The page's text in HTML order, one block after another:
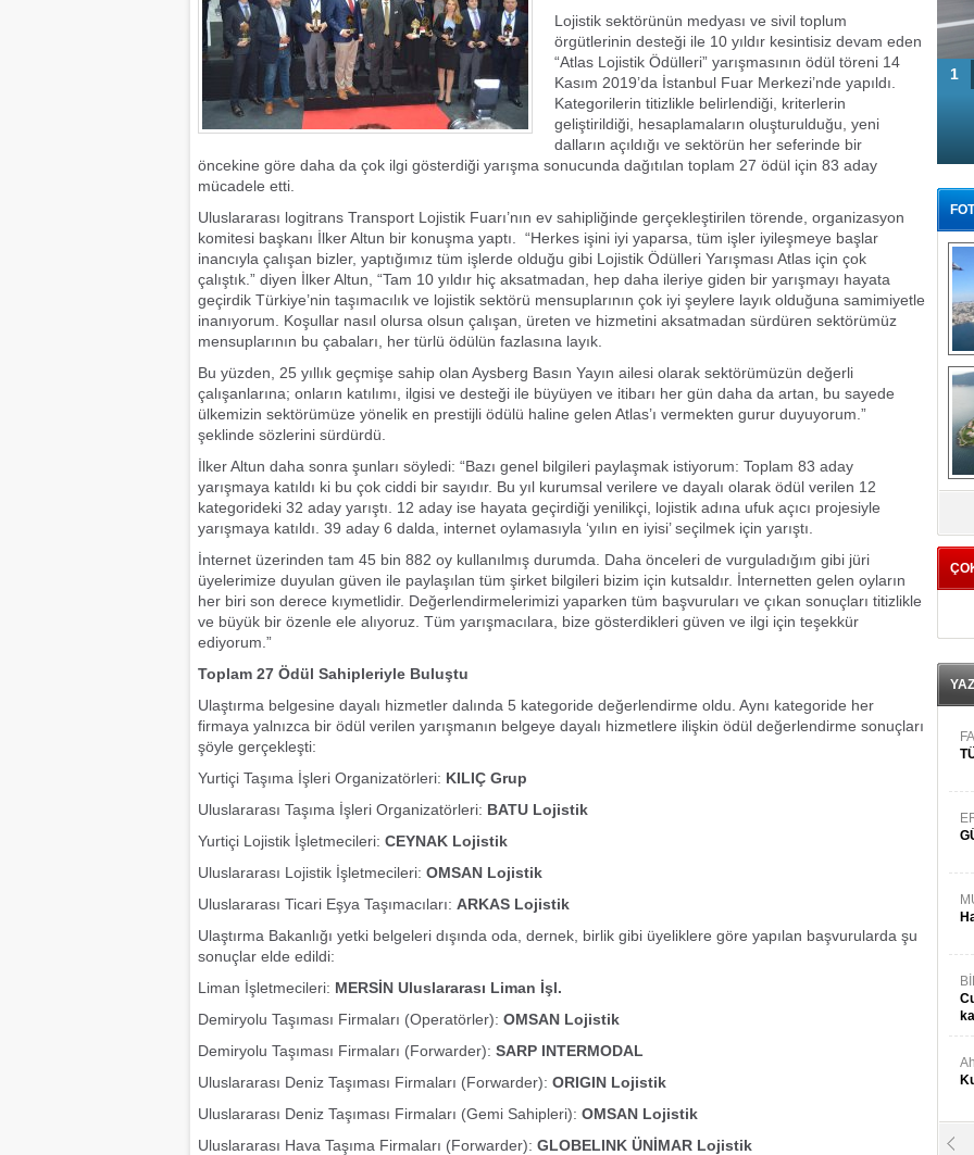
Lojistik sektörünün medyası ve sivil toplum
örgütlerinin desteği ile 10 yıldır kesintisiz devam eden
“Atlas Lojistik Ödülleri” yarışmasının ödül töreni 14
Kasım 2019’da İstanbul Fuar Merkezi’nde yapıldı.
Kategorilerin titizlikle belirlendiği, kriterlerin
geliştirildiği, hesaplamaların oluşturulduğu, yeni
dalların açıldığı ve sektörün her seferinde bir
öncekine göre daha da çok ilgi gösterdiği yarışma sonucunda dağıtılan toplam 27 ödül için 83 aday
mücadele etti.
Uluslararası logitrans Transport Lojistik Fuarı’nın ev sahipliğinde gerçekleştirilen törende, organizasyon
komitesi başkanı İlker Altun bir konuşma yaptı. “Herkes işini iyi yaparsa, tüm işler iyileşmeye başlar
inancıyla çalışan bizler, yaptığımız tüm işlerde olduğu gibi Lojistik Ödülleri Yarışması Atlas için çok
çalıştık.” diyen İlker Altun, “Tam 10 yıldır hiç aksatmadan, hep daha ileriye giden bir yarışmayı hayata
geçirdik Türkiye’nin taşımacılık ve lojistik sektörü mensuplarının çok iyi şeylere layık olduğuna samimiyetle
inanıyorum. Koşullar nasıl olursa olsun çalışan, üreten ve hizmetini aksatmadan sürdüren sektörümüz
mensuplarının bu çabaları, her türlü ödülün fazlasına layık.
Bu yüzden, 25 yıllık geçmişe sahip olan Aysberg Basın Yayın ailesi olarak sektörümüzün değerli
çalışanlarına; onların katılımı, ilgisi ve desteği ile büyüyen ve itibarı her gün daha da artan, bu sayede
ülkemizin sektörümüze yönelik en prestijli ödülü haline gelen Atlas’ı vermekten gurur duyuyorum.”
şeklinde sözlerini sürdürdü.
İlker Altun daha sonra şunları söyledi: “Bazı genel bilgileri paylaşmak istiyorum: Toplam 83 aday
yarışmaya katıldı ki bu çok ciddi bir sayıdır. Bu yıl kurumsal verilere ve dayalı olarak ödül verilen 12
kategorideki 32 aday yarıştı. 12 aday ise hayata geçirdiği yenilikçi, lojistik adına ufuk açıcı projesiyle
yarışmaya katıldı. 39 aday 6 dalda, internet oylamasıyla ‘yılın en iyisi’ seçilmek için yarıştı.
İnternet üzerinden tam 45 bin 882 oy kullanılmış durumda. Daha önceleri de vurguladığım gibi jüri
üyelerimize duyulan güven ile paylaşılan tüm şirket bilgileri bizim için kutsaldır. İnternetten gelen oyların
her biri son derece kıymetlidir. Değerlendirmelerimizi yaparken tüm başvuruları ve çıkan sonuçları titizlikle
ve büyük bir özenle ele alıyoruz. Tüm yarışmacılara, bize gösterdikleri güven ve ilgi için teşekkür
ediyorum.”
Toplam 27 Ödül Sahipleriyle Buluştu
Ulaştırma belgesine dayalı hizmetler dalında 5 kategoride değerlendirme oldu. Aynı kategoride her
firmaya yalnızca bir ödül verilen yarışmanın belgeye dayalı hizmetlere ilişkin ödül değerlendirme sonuçları
şöyle gerçekleşti:
Yurtiçi Taşıma İşleri Organizatörleri: KILIÇ Grup
Uluslararası Taşıma İşleri Organizatörleri: BATU Lojistik
Yurtiçi Lojistik İşletmecileri: CEYNAK Lojistik
Uluslararası Lojistik İşletmecileri: OMSAN Lojistik
Uluslararası Ticari Eşya Taşımacıları: ARKAS Lojistik
Ulaştırma Bakanlığı yetki belgeleri dışında oda, dernek, birlik gibi üyeliklere göre yapılan başvurularda şu
sonuçlar elde edildi:
Liman İşletmecileri: MERSİN Uluslararası Liman İşl.
Demiryolu Taşıması Firmaları (Operatörler): OMSAN Lojistik
Demiryolu Taşıması Firmaları (Forwarder): SARP INTERMODAL
Uluslararası Deniz Taşıması Firmaları (Forwarder): ORIGIN Lojistik
Uluslararası Deniz Taşıması Firmaları (Gemi Sahipleri): OMSAN Lojistik
Uluslararası Hava Taşıma Firmaları (Forwarder): GLOBELINK ÜNİMAR Lojistik
1